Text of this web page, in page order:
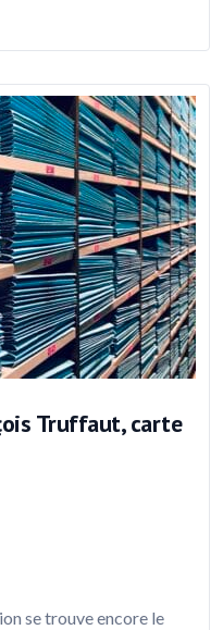
Truffaut, carte
se trouve encore le